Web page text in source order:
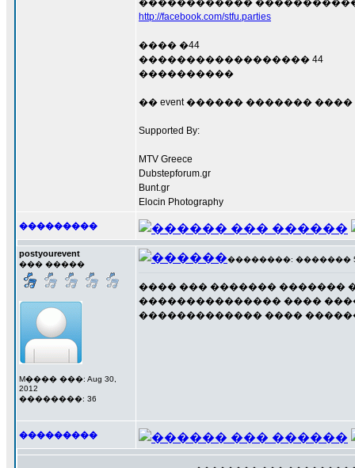
������������ �����������
http://facebook.com/stfu.parties
���� �44
������������������ 44
����������
�� event ������ ������� ����
Supported By:
MTV Greece
Dubstepforum.gr
Bunt.gr
Elocin Photography
���������
postyourevent
��� �����
M���� ���: Aug 30,
2012
��������: 36
��������: ������� 5
���� ��� ������� �������
��������������� ���� ����
������������� ����
���������